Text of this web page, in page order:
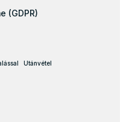
(GDPR)
Utánvétel